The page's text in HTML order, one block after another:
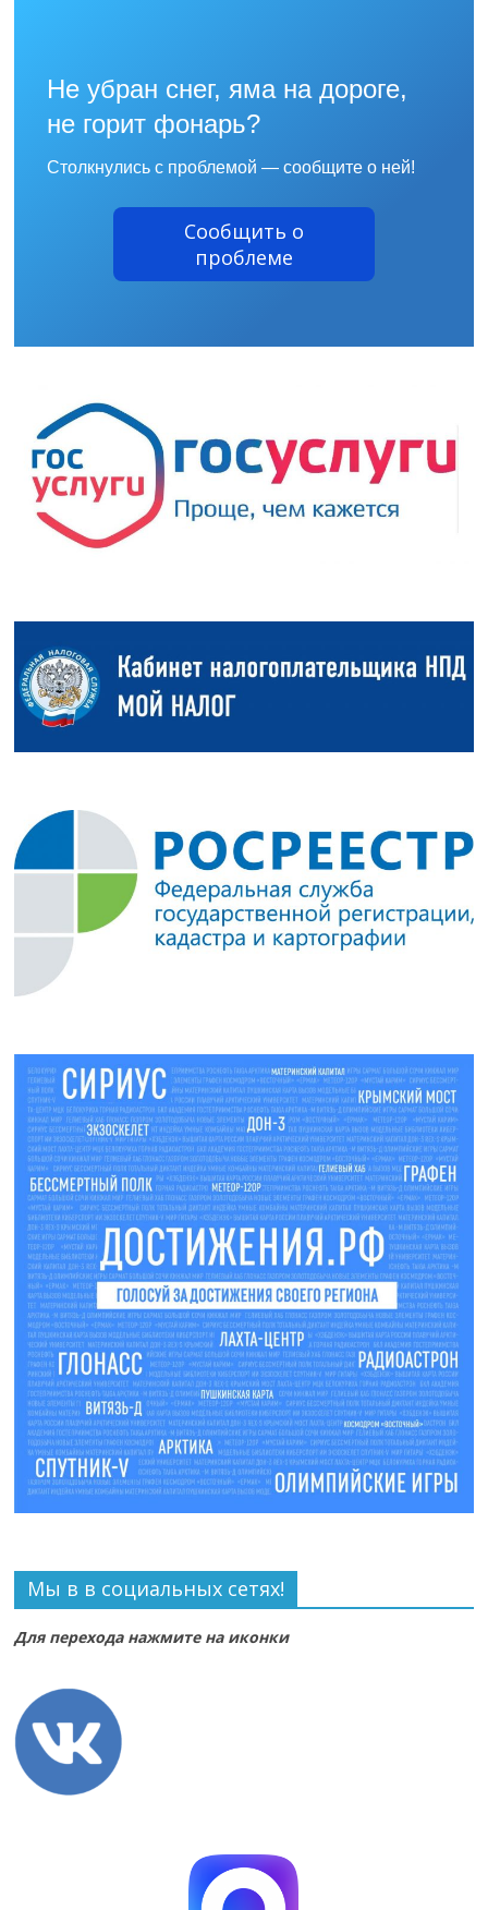
Не убран снег, яма на дороге,
не горит фонарь?
Столкнулись с проблемой — сообщите о ней!
Сообщить о
проблеме
Мы в в социальных сетях!
Для перехода нажмите на иконки